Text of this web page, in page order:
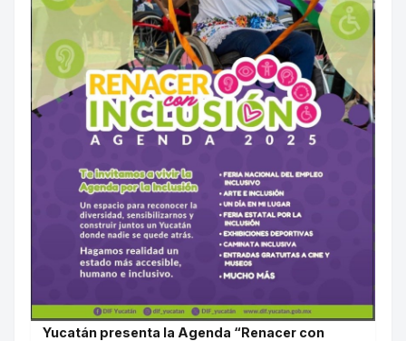
Yucatán presenta la Agenda “Renacer con